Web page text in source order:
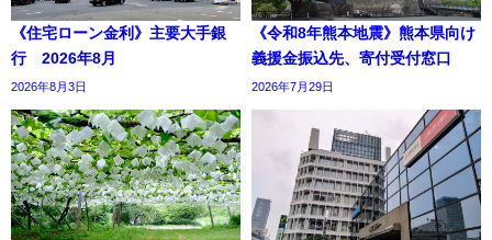
《住宅ローン金利》主要大手銀
行 2026年8月
2026年8月3日
《令和8年熊本地震》熊本県向け
義援金振込先、寄付受付窓口
2026年7月29日